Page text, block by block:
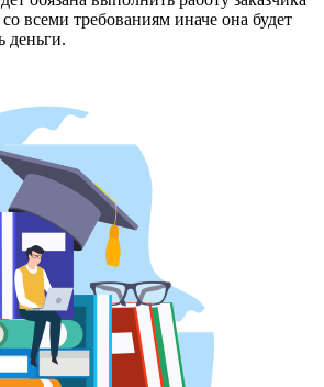
всеми требованиям иначе она будет
деньги.